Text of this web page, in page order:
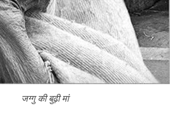
जग्गु की बुढ़ी मां